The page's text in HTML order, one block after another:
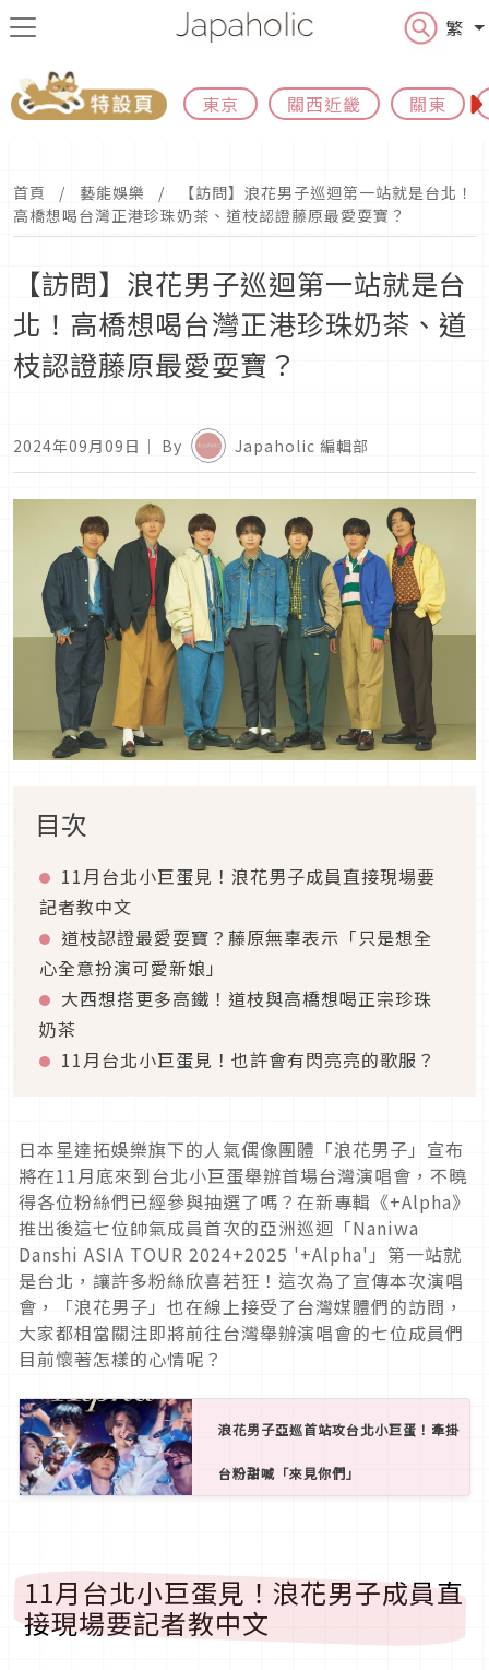
繁
東京 關西近畿 關東
首頁 藝能娛樂
【訪問】浪花男子巡迴第一站就是台北！
高橋想喝台灣正港珍珠奶茶、道枝認證藤原最愛耍寶？
【訪問】浪花男子巡迴第一站就是台
北！高橋想喝台灣正港珍珠奶茶、道
枝認證藤原最愛耍寶？
2024年09月09日 ｜ By Japaholic 編輯部
目次
11月台北小巨蛋見！浪花男子成員直接現場要
記者教中文
道枝認證最愛耍寶？藤原無辜表示「只是想全
心全意扮演可愛新娘」
大西想搭更多高鐵！道枝與高橋想喝正宗珍珠
奶茶
11月台北小巨蛋見！也許會有閃亮亮的歌服？
日本星達拓娛樂旗下的人氣偶像團體「浪花男子」宣布
將在11月底來到台北小巨蛋舉辦首場台灣演唱會，不曉
得各位粉絲們已經參與抽選了嗎？在新專輯《+Alpha》
推出後這七位帥氣成員首次的亞洲巡迴「Naniwa
Danshi ASIA TOUR 2024+2025 '+Alpha'」第一站就
是台北，讓許多粉絲欣喜若狂！這次為了宣傳本次演唱
會，「浪花男子」也在線上接受了台灣媒體們的訪問，
大家都相當關注即將前往台灣舉辦演唱會的七位成員們
目前懷著怎樣的心情呢？
浪花男子亞巡首站攻台北小巨蛋！牽掛
台粉甜喊「來見你們」
11月台北小巨蛋見！浪花男子成員直
接現場要記者教中文